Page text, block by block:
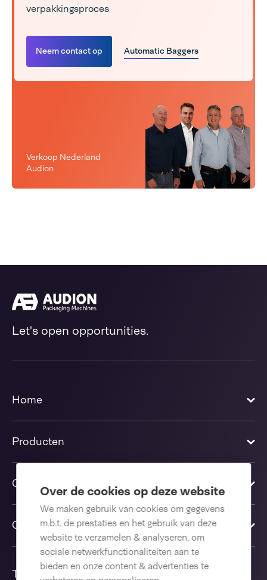
Over de cookies op deze website
We maken gebruik van cookies om gegevens
m.b.t. de prestaties en het gebruik van deze
website te verzamelen & analyseren, om
sociale netwerkfunctionaliteiten aan te
bieden en onze content & advertenties te
verpakkingsproces
Neem contact op Automatic Baggers
Verkoop Nederland
Audion
Let's open opportunities.
Home
Producten
Oplossingen
Contact us
Taal